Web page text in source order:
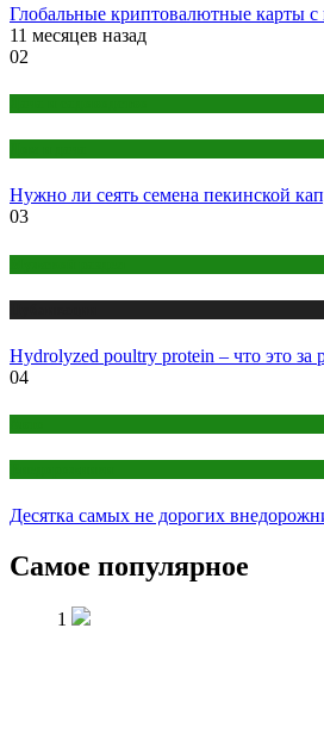
Глобальные криптовалютные карты
11 месяцев назад
02
Нужно ли сеять семена пекинской
03
Hydrolyzed poultry protein – что это за
04
Десятка самых не дорогих
Самое популярное
1